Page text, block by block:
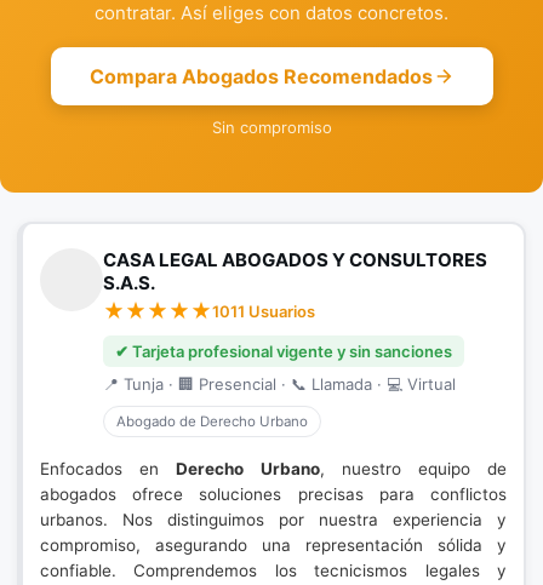
contratar. Así eliges con datos concretos.
Compara Abogados Recomendados
Sin compromiso
CASA LEGAL ABOGADOS Y CONSULTORES
S.A.S.
1011 Usuarios
✔ Tarjeta profesional vigente y sin sanciones
📍 Tunja · 🏢 Presencial · 📞 Llamada · 💻 Virtual
Abogado de Derecho Urbano
Enfocados enDerecho Urbano, nuestro equipo de
abogados ofrece soluciones precisas para conflictos
urbanos. Nos distinguimos por nuestra experiencia y
compromiso, asegurando una representación sólida y
confiable. Comprendemos los tecnicismos legales y